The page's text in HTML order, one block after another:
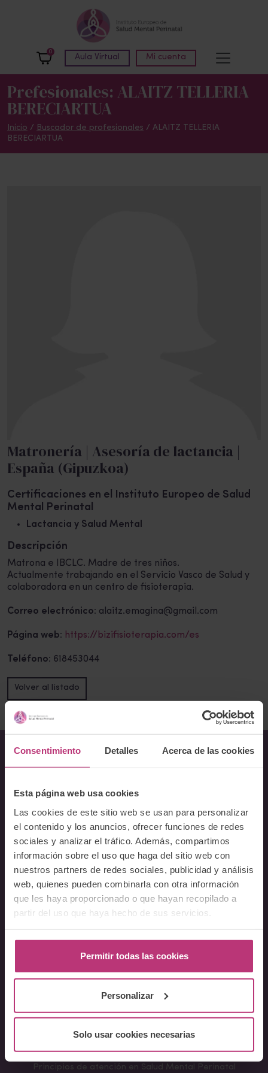
Consentimiento Detalles Acerca de las cookies
Esta página web usa cookies
Las cookies de este sitio web se usan para personalizar
el contenido y los anuncios, ofrecer funciones de redes
sociales y analizar el tráfico. Además, compartimos
información sobre el uso que haga del sitio web con
nuestros partners de redes sociales, publicidad y análisis
web, quienes pueden combinarla con otra información
que les haya proporcionado o que hayan recopilado a
partir del uso que haya hecho de sus servicios.
Permitir todas las cookies
Personalizar
Solo usar cookies necesarias
0
Aula Virtual Mi cuenta
Prefesionales: ALAITZ TELLERIA
BERECIARTUA
Inicio / Buscador de profesionales / ALAITZ TELLERIA
BERECIARTUA
Matronería | Asesoría de lactancia |
España (Gipuzkoa)
Certificaciones en el Instituto Europeo de Salud
Mental Perinatal
Lactancia y Salud Mental
Descripción
Matrona e IBCLC. Madre de tres niños.
Actualmente trabajando en el Servicio Vasco de Salud y
colaboradora en un centro de fisioterapia.
Correo electrónico: alaitz.emagina@gmail.com
Página web: https://bizifisioterapia.com/es
Teléfono: 618453044
Volver al listado
Acerca del Instituto
Equipo
Docentes
Preguntas frecuentes
Cursos
Conferencia Neurociencia de la Lactancia y aplicaciones
clínicas
Herramientas de Psicoterapia Perinatal
Formación avanzada en acompañamiento y atención al
parto
Monográficos – Cursos Cortos
Principios de atención en Salud Mental Perinatal